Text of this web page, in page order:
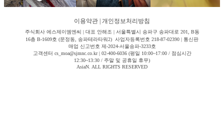
이용약관 개인정보처리방침
주식회사 에스제이엠엔씨 | 대표 안해조 | 서울특별시 송파구 송파대로 201, B동
16층 B-1609호 (문정동, 송파테라타워2) 사업자등록번호 218-87-02390 | 통신판
매업 신고번호 제-2024-서울송파-3233호
고객센터 cs_moa@sjmnc.co.kr | 02-400-6036 (평일 10:00~17:00 / 점심시간
12:30~13:30 / 주말 및 공휴일 휴무)
AsiaN. ALL RIGHTS RESERVED